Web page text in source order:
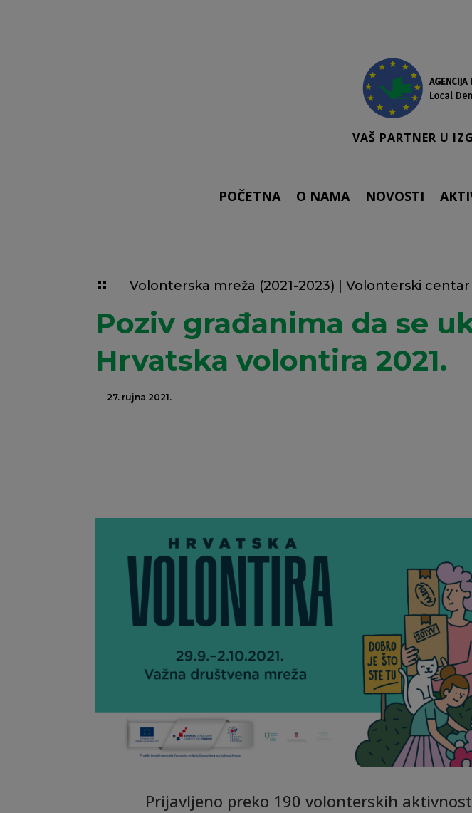
VAŠ PARTNER U
POČETNA O NAMA NOVOSTI
 Volonterska mreža (2021-2023) Volonterski centar
Poziv građanima da se
Hrvatska volontira 2021.
27. rujna 2021.
Prijavljeno preko 190 volonterskih